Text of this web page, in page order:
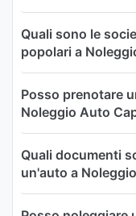
Quali sono le
popolari a
Posso prenotare
Noleggio Auto
Quali documenti
un'auto a